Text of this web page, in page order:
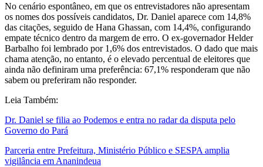
No cenário espontâneo, em que os entrevistadores não apresentam
os nomes dos possíveis candidatos, Dr. Daniel aparece com 14,8%
das citações, seguido de Hana Ghassan, com 14,4%, configurando
empate técnico dentro da margem de erro. O ex-governador Helder
Barbalho foi lembrado por 1,6% dos entrevistados. O dado que mais
chama atenção, no entanto, é o elevado percentual de eleitores que
ainda não definiram uma preferência: 67,1% responderam que não
sabem ou preferiram não responder.
Leia Também:
Dr. Daniel se filia ao Podemos e entra no radar da disputa pelo
Governo do Pará
Parceria entre Prefeitura, Ministério Público e SESPA amplia
vigilância em Ananindeua